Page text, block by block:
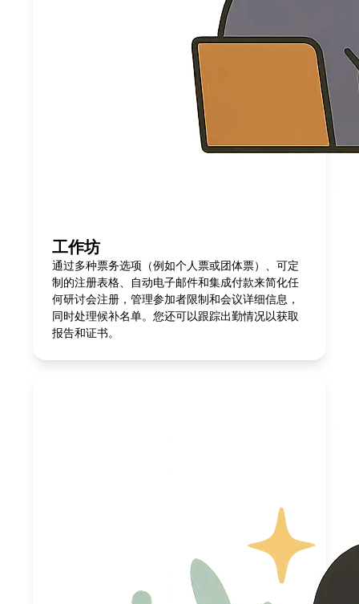
工作坊
通过多种票务选项（例如个人票或团体票）、可定
制的注册表格、自动电子邮件和集成付款来简化任
何研讨会注册，管理参加者限制和会议详细信息，
同时处理候补名单。您还可以跟踪出勤情况以获取
报告和证书。